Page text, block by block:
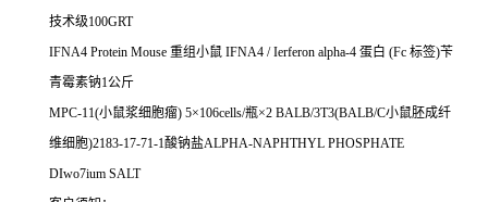
技术级100GRT
IFNA4 Protein Mouse 重组小鼠 IFNA4 / Ierferon alpha-4 蛋白 (Fc 标签)苄
青霉素钠1公斤
MPC-11(小鼠浆细胞瘤) 5×106cells/瓶×2 BALB/3T3(BALB/C小鼠胚成纤
维细胞)2183-17-71-1酸钠盐ALPHA-NAPHTHYL PHOSPHATE
DIwo7ium SALT